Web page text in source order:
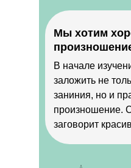
Мы хотим
В начале
заложить не
заниния, но и
произношение.
заговорит